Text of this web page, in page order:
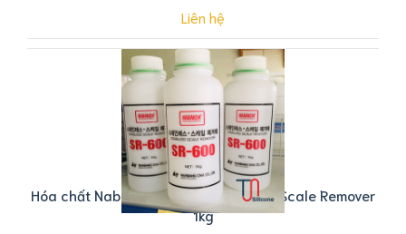
Liên hệ
Hóa chất Nabakem SR-600 Stainless Scale Remover
1kg